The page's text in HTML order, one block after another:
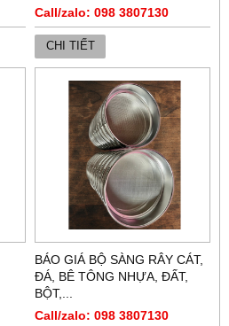
Call/zalo: 098 3807130
CHI TIẾT
BÁO GIÁ BỘ SÀNG RÂY CÁT,
ĐÁ, BÊ TÔNG NHỰA, ĐẤT,
BỘT,...
Call/zalo: 098 3807130